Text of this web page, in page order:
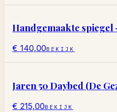
Handgemaakte
€ 140,00BEKIJK
Jaren 50 Daybed (De
€ 215,00BEKIJK